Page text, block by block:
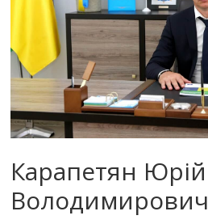
Карапетян Юрій
Володимирович